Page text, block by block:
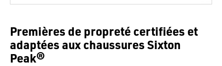
Premières de propreté certifiées et
adaptées aux chaussures Sixton
Peak®